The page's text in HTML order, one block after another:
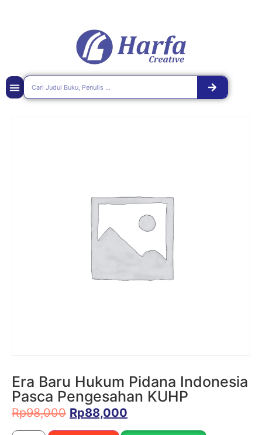
Era Baru Hukum Pidana Indonesia
Pasca Pengesahan KUHP
Rp98,000 Rp88,000